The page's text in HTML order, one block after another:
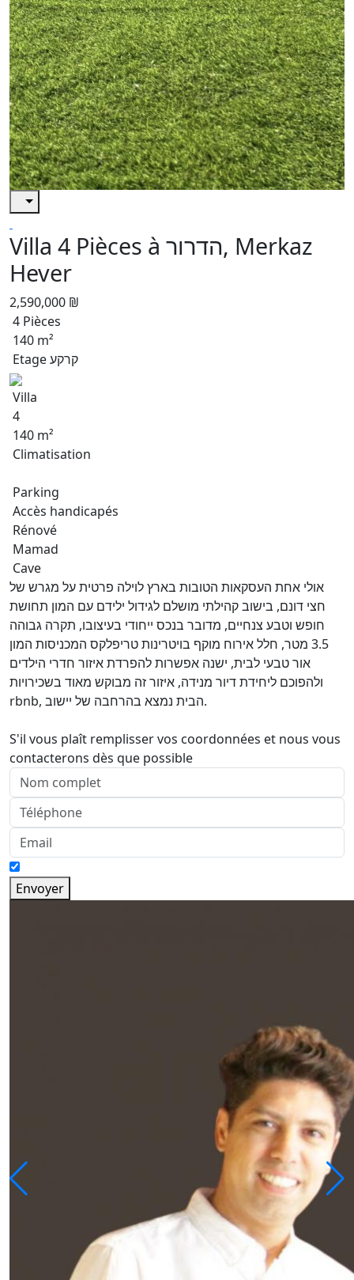
Villa 4 Pièces à הדרור, Merkaz
Hever
2,590,000 ₪
4 Pièces
140 m²
Etage קרקע
Villa
4
140 m²
Climatisation
Parking
Accès handicapés
Rénové
Mamad
Cave
אולי אחת העסקאות הטובות בארץ לוילה פרטית על מגרש של
חצי דונם, בישוב קהילתי מושלם לגידול ילידם עם המון תחושת
חופש וטבע צנחיים, מדובר בנכס ייחודי בעיצובו, תקרה גבוהה
3.5 מטר, חלל אירוח מוקף בויטרינות טריפלקס המכניסות המון
אור טבעי לבית, ישנה אפשרות להפרדת איזור חדרי הילדים
ולהפוכם ליחידת דיור מנידה, איזור זה מבוקש מאוד בשכירויות
rbnb, הבית נמצא בהרחבה של יישוב.
S'il vous plaît remplisser vos coordonnées et nous vous
contacterons dès que possible
Envoyer